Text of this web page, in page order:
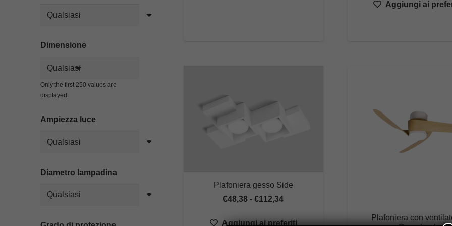
Dimensione
Only the first 250 values are
displayed.
Ampiezza luce
Diametro lampadina
Aggiungi ai
Plafoniera gesso Side
€48,38 - €112,34Fascia
Aggiungi ai preferiti
Plafoniera con